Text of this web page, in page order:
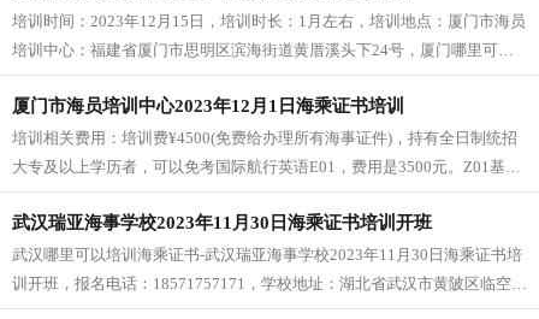
培训时间：2023年12月15日，培训时长：1月左右，培训地点：厦门市海员
培训中心：福建省厦门市思明区滨海街道黄厝溪头下24号，厦门哪里可以
培训海乘证书-厦门市海员培训中心2023年12月15日海乘证书培训。
厦门市海员培训中心2023年12月1日海乘证书培训
培训相关费用：培训费¥4500(免费给办理所有海事证件)，持有全日制统招
大专及以上学历者，可以免考国际航行英语E01，费用是3500元。Z01基本
安全 、Z07保安意识、E01国际航线英语 、T06-1客滚证
武汉瑞亚海事学校2023年11月30日海乘证书培训开班
武汉哪里可以培训海乘证书-武汉瑞亚海事学校2023年11月30日海乘证书培
训开班，报名电话：18571757171，学校地址：湖北省武汉市黄陂区临空北
路鸿鹄工业园（武汉瑞亚海事）